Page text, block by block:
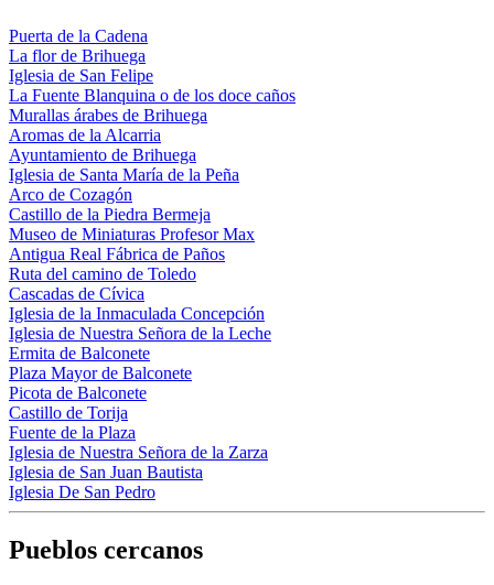
Puerta de la Cadena
La flor de Brihuega
Iglesia de San Felipe
La Fuente Blanquina o de los doce caños
Murallas árabes de Brihuega
Aromas de la Alcarria
Ayuntamiento de Brihuega
Iglesia de Santa María de la Peña
Arco de Cozagón
Castillo de la Piedra Bermeja
Museo de Miniaturas Profesor Max
Antigua Real Fábrica de Paños
Ruta del camino de Toledo
Cascadas de Cívica
Iglesia de la Inmaculada Concepción
Iglesia de Nuestra Señora de la Leche
Ermita de Balconete
Plaza Mayor de Balconete
Picota de Balconete
Castillo de Torija
Fuente de la Plaza
Iglesia de Nuestra Señora de la Zarza
Iglesia de San Juan Bautista
Iglesia De San Pedro
Pueblos cercanos